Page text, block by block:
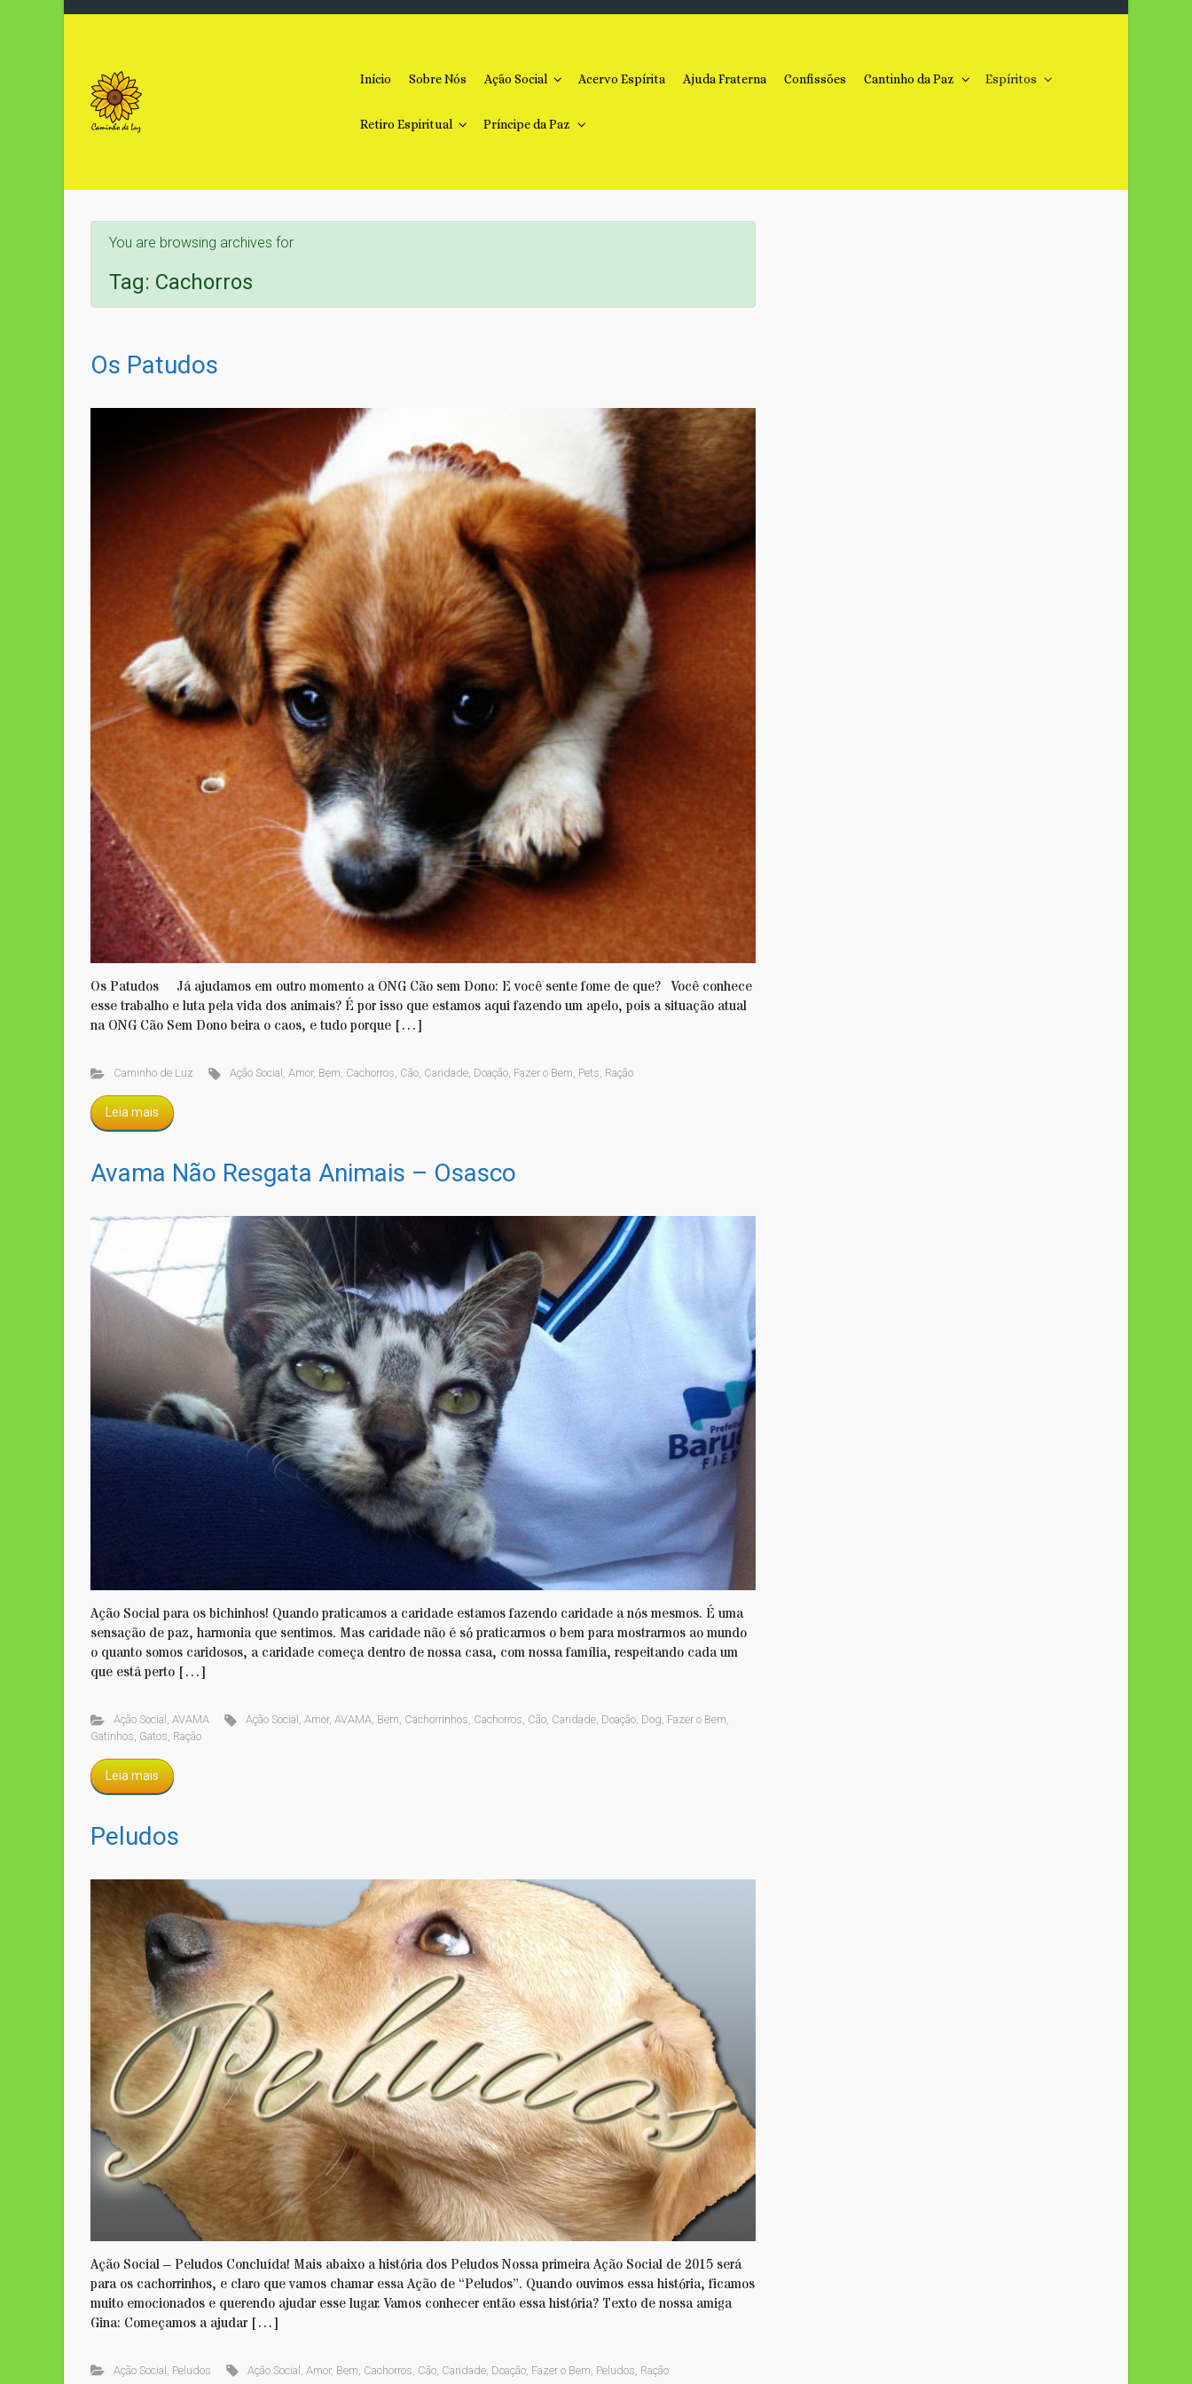
Início Sobre Nós Ação Social Acervo Espírita Ajuda Fraterna Confissões Cantinho da Paz Espíritos
Retiro Espiritual Príncipe da Paz
You are browsing archives for
Tag: Cachorros
Os Patudos
Os Patudos Já ajudamos em outro momento a ONG Cão sem Dono: E você sente fome de que? Você conhece
esse trabalho e luta pela vida dos animais? É por isso que estamos aqui fazendo um apelo, pois a situação atual
na ONG Cão Sem Dono beira o caos, e tudo porque […]
Caminho de Luz Ação Social ,Amor, Bem, Cachorros, Cão, Caridade, Doação, Fazer o Bem, Pets, Ração
Leia mais
Avama Não Resgata Animais – Osasco
Ação Social para os bichinhos! Quando praticamos a caridade estamos fazendo caridade a nós mesmos. É uma
sensação de paz, harmonia que sentimos. Mas caridade não é só praticarmos o bem para mostrarmos ao mundo
o quanto somos caridosos, a caridade começa dentro de nossa casa, com nossa família, respeitando cada um
que está perto […]
Ação Social , AVAMA Ação Social ,Amor,AVAMA, Bem, Cachorrinhos, Cachorros, Cão, Caridade, Doação, Dog, Fazer o Bem,
Gatinhos, Gatos, Ração
Leia mais
Peludos
Ação Social – Peludos Concluída! Mais abaixo a história dos Peludos Nossa primeira Ação Social de 2015 será
para os cachorrinhos, e claro que vamos chamar essa Ação de “Peludos”. Quando ouvimos essa história, ficamos
muito emocionados e querendo ajudar esse lugar. Vamos conhecer então essa história? Texto de nossa amiga
Gina: Começamos a ajudar […]
Ação Social Peludos Ação Social ,Amor, Bem Cachorros Cão Caridade Doação Fazer o Bem Peludos Ração